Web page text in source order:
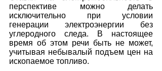
перспективе можно делать
исключительно при условии
генерации электроэнергии без
углеродного следа. В настоящее
время об этом речи быть не может,
учитывая небывалый подъем цен на
ископаемое топливо.